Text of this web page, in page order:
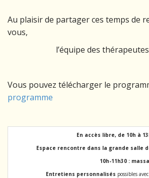
Au plaisir de partager ces temps de
vous,
l’équipe des
Vous pouvez télécharger le
programme
En accès libre, de 10h à
Espace rencontre dans la grande salle
10h-11h30 :
Entretiens personnalisés possibles